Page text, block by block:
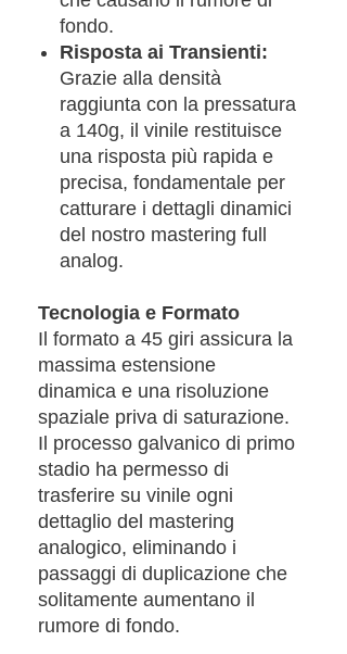
fondo.
Risposta ai Transienti:
Grazie alla densità
raggiunta con la pressatura
a 140g, il vinile restituisce
una risposta più rapida e
precisa, fondamentale per
catturare i dettagli dinamici
del nostro mastering full
analog.
Tecnologia e Formato
Il formato a 45 giri assicura la
massima estensione
dinamica e una risoluzione
spaziale priva di saturazione.
Il processo galvanico di primo
stadio ha permesso di
trasferire su vinile ogni
dettaglio del mastering
analogico, eliminando i
passaggi di duplicazione che
solitamente aumentano il
rumore di fondo.